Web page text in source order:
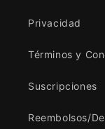
Privacidad
Términos y
Suscripciones
Reembolsos/